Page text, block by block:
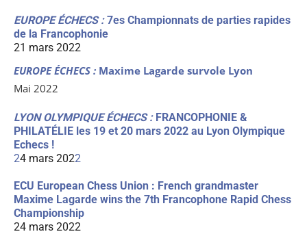
EUROPE ÉCHECS :7es Championnats de parties rapides
de la Francophonie
21 mars 2022
EUROPE ÉCHECS : Maxime Lagarde survole Lyon
Mai 2022
LYON OLYMPIQUE ÉCHECS :FRANCOPHONIE &
PHILATÉLIE les 19 et 20 mars 2022 au Lyon Olympique
Echecs !
24 mars 2022
ECU European Chess Union : French grandmaster
Maxime Lagarde wins the 7th Francophone Rapid Chess
Championship
24 mars 2022